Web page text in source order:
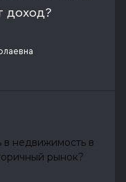
доход?